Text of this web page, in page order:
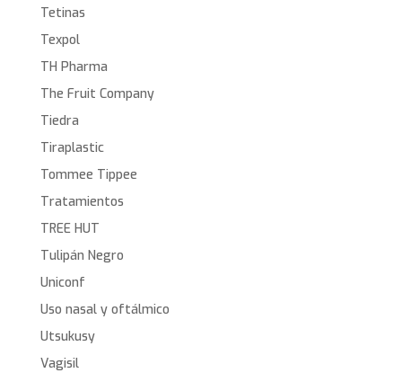
Tetinas
Texpol
TH Pharma
The Fruit Company
Tiedra
Tiraplastic
Tommee Tippee
Tratamientos
TREE HUT
Tulipán Negro
Uniconf
Uso nasal y oftálmico
Utsukusy
Vagisil